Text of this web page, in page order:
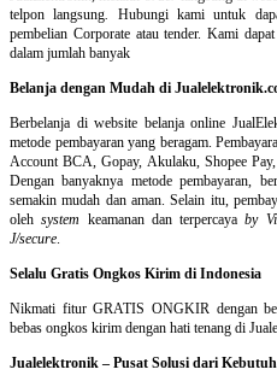
telpon langsung. Hubungi kami untuk
pembelian Corporate atau tender. Kami
dalam jumlah banyak
Belanja dengan Mudah di
Berbelanja diwebsite belanja online
metode pembayaran yang beragam.
Account BCA, Gopay, Akulaku, Shopee
Dengan banyaknya metode pembayaran,
semakin mudah dan aman. Selain itu,
olehsystem keamanan dan terpercayaby
J/secure.
Selalu Gratis Ongkos Kirim di Indonesia
Nikmati fitur GRATIS ONGKIR dengan
bebas ongkos kirim dengan hati tenang di
Jualelektronik – Pusat Solusi dari